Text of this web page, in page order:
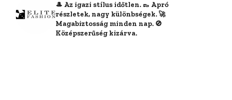
🎩 Az igazi stílus időtlen. 👞 Apró
részletek, nagy különbségek.🚀
Magabiztosság minden nap. 🚫
Középszerűség kizárva.